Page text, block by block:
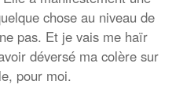
chose au niveau de
pas. Et je vais me haïr
déversé ma colère sur
pour moi.